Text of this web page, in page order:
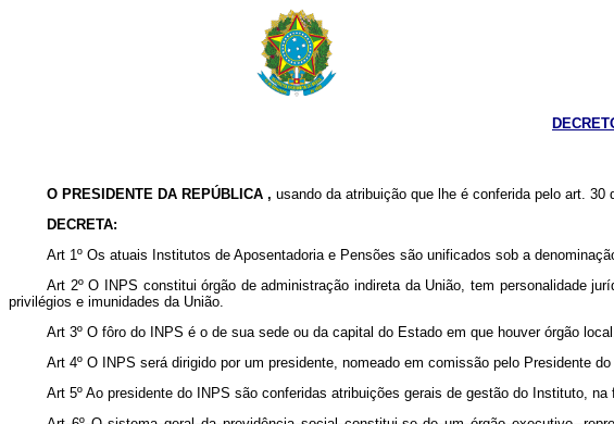
O PRESIDENTE DA REPÚBLICA , usando da atribuição que lhe é conferida pelo art.
DECRETA:
Art 1º Os atuais Institutos de Aposentadoria e Pensões são unificados sob a
Art 2º O INPS constitui órgão de administração indireta da União, tem personalidade
privilégios e imunidades da União.
Art 3º O fôro do INPS é o de sua sede ou da capital do Estado em que houver órgão
Art 4º O INPS será dirigido por um presidente, nomeado em comissão pelo Presidente
Art 5º Ao presidente do INPS são conferidas atribuições gerais de gestão do Instituto, na